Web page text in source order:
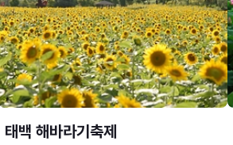
태백 해바라기축제